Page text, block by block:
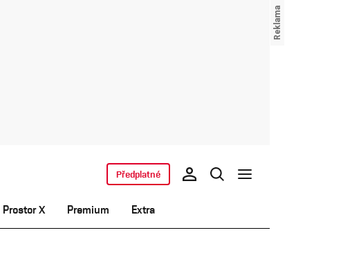
Prostor X Premium Extra
Předplatné